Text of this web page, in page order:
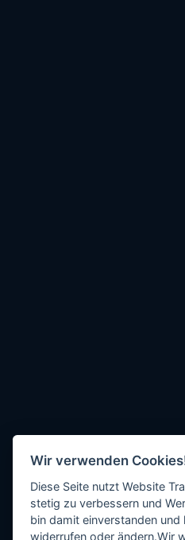
Wir verwenden
Diese Seite nutzt Website
stetig zu verbessern und
bin damit einverstanden
widerrufen oder ändern.Wir